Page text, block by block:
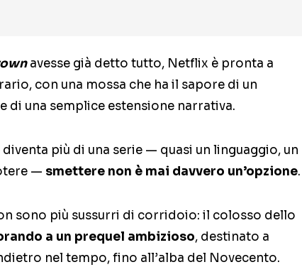
avesse già detto tutto, Netflix è pronta a
con una mossa che ha il sapore di un
di una semplice estensione narrativa.
più di una serie — quasi un linguaggio, un
— smettere non è mai davvero un’opzione.
sono più sussurri di corridoio: il colosso dello
a un prequel ambizioso, destinato a
nel tempo, fino all’alba del Novecento.